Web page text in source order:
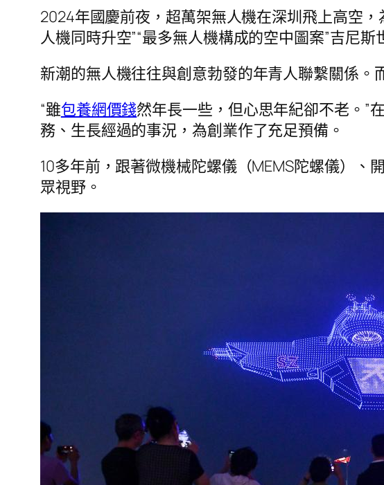
2024年國慶前夜，超萬架無人機在深圳飛上高空
人機同時升空”“最多無人機構成的空中圖案”吉尼斯
新潮的無人機往往與創意勃發的年青人聯繫關係。
“雖包養網價錢然年長一些，但心思年紀卻不老。”
務、生長經過的事況，為創業作了充足預備。
10多年前，跟著微機械陀螺儀（MEMS陀螺儀）
眾視野。